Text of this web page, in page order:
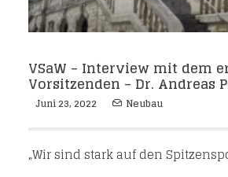
VSaW – Interview mit dem
Vorsitzenden – Dr. Andreas
Juni 23, 2022 Neubau
„Wir sind stark auf den